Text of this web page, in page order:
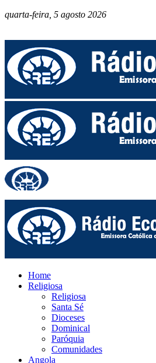
quarta-feira, 5 agosto 2026
Home
Religiosa
Religiosa
Santa Sé
Dioceses
Dominical
Paróquia
Comunidades
Angola